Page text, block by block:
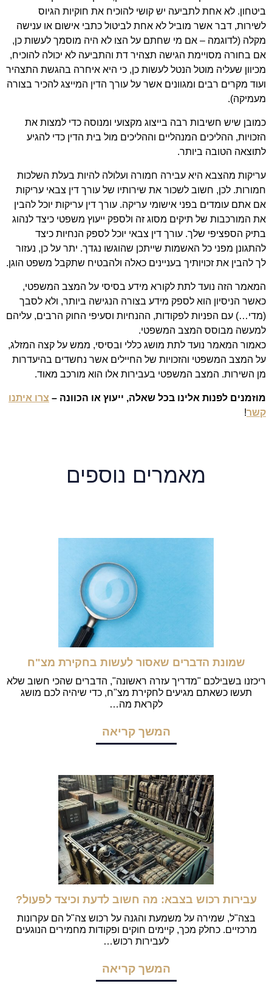
ביטחון. לא אחת לתביעה יש קושי להוכיח את חוקיות הגיוס
לשירות, דבר אשר מוביל לא אחת לביטול כתבי אישום או ענישה
מקלה (לדוגמה – אם מי שחתם על הצו לא היה מוסמך לעשות כן,
אם בחורה מסויימת הגישה תצהיר דת והתביעה לא יכולה להוכיח,
מכיוון שעליה מוטל הנטל לעשות כן, כי היא איחרה בהגשת התצהיר
ועוד מקרים רבים ומגוונים אשר על עורך הדין המייצג להכיר בצורה
מעמיקה).
כמובן שיש חשיבות רבה בייצוג מקצועי ומנוסה כדי למצות את
הזכויות, ההליכים המנהליים וההליכים מול בית הדין כדי להגיע
לתוצאה הטובה ביותר.
עריקות מהצבא היא עבירה חמורה ועלולה להיות בעלת השלכות
חמורות. לכן, חשוב לשכור את שירותיו של עורך דין צבאי עריקות
אם אתם עומדים בפני אישומי עריקה. עורך דין עריקות יוכל להבין
את המורכבות של תיקים מסוג זה ולספק ייעוץ משפטי כיצד לנהוג
בתיק הספציפי שלך. עורך דין צבאי יוכל לספק הנחיות כיצד
להתגונן מפני כל האשמות שייתכן שהוגשו נגדך. יתר על כן, נעזור
לך להבין את זכויותיך בעניינים כאלה ולהבטיח שתקבל משפט הוגן.
המאמר הזה נועד לתת לקורא מידע בסיסי על המצב המשפטי,
כאשר הניסיון הוא לספק מידע בצורה הנגישה ביותר, ולא לסבך
(מדי…) עם הפניות לפקודות, ההנחיות וסעיפי החוק הרבים, עליהם
למעשה מבוסס המצב המשפטי.
כאמור המאמר נועד לתת מושג כללי ובסיסי, ממש על קצה המזלג,
על המצב המשפטי והזכויות של החיילים אשר נחשדים בהיעדרות
מן השירות. המצב המשפטי בעבירות אלו הוא מורכב מאוד.
מוזמנים לפנות אלינו בכל שאלה, ייעוץ או הכוונה – צרו איתנו
קשר!
מאמרים נוספים
שמונת הדברים שאסור לעשות בחקירת מצ"ח
ריכזנו בשבילכם "מדריך עזרה ראשונה", הדברים שהכי חשוב שלא
תעשו כשאתם מגיעים לחקירת מצ"ח, כדי שיהיה לכם מושג
לקראת מה…
המשך קריאה
עבירות רכוש בצבא: מה חשוב לדעת וכיצד לפעול?
בצה"ל, שמירה על משמעת והגנה על רכוש צה"ל הם עקרונות
מרכזיים. כחלק מכך, קיימים חוקים ופקודות מחמירים הנוגעים
לעבירות רכוש…
המשך קריאה